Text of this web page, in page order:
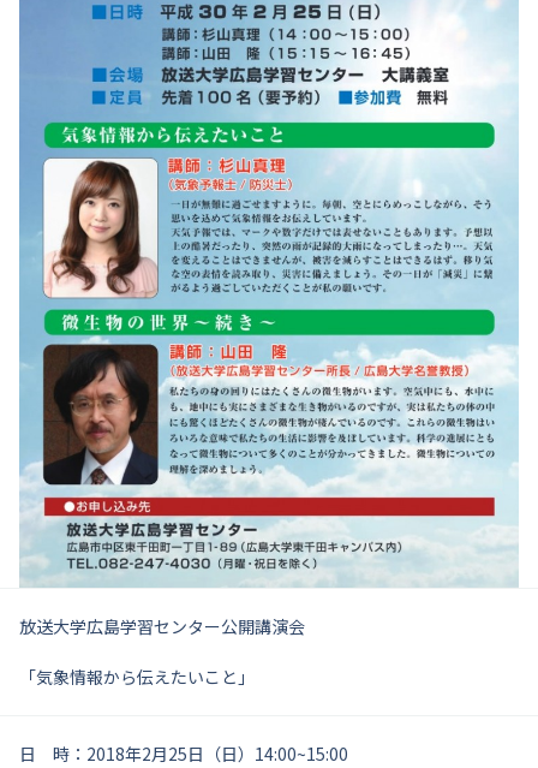
放送大学広島学習センター公開講演会
「気象情報から伝えたいこと」
日 時：2018年2月25日（日）14:00~15:00